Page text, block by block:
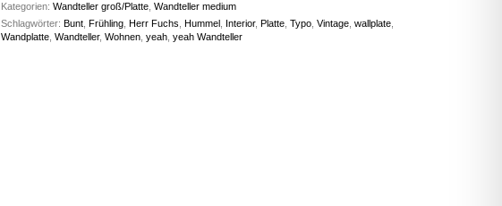
Kategorien: Wandteller groß/Platte, Wandteller medium
Schlagwörter: Bunt, Frühling, Herr Fuchs Hummel, Interior, Platte, Typo, Vintage, wallplate,
Wandplatte, Wandteller, Wohnen, yeah, yeah Wandteller